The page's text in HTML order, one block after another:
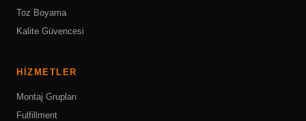
Toz Boyama
Kalite Güvencesi
HIZMETLER
Montaj Grupları
Fulfillment